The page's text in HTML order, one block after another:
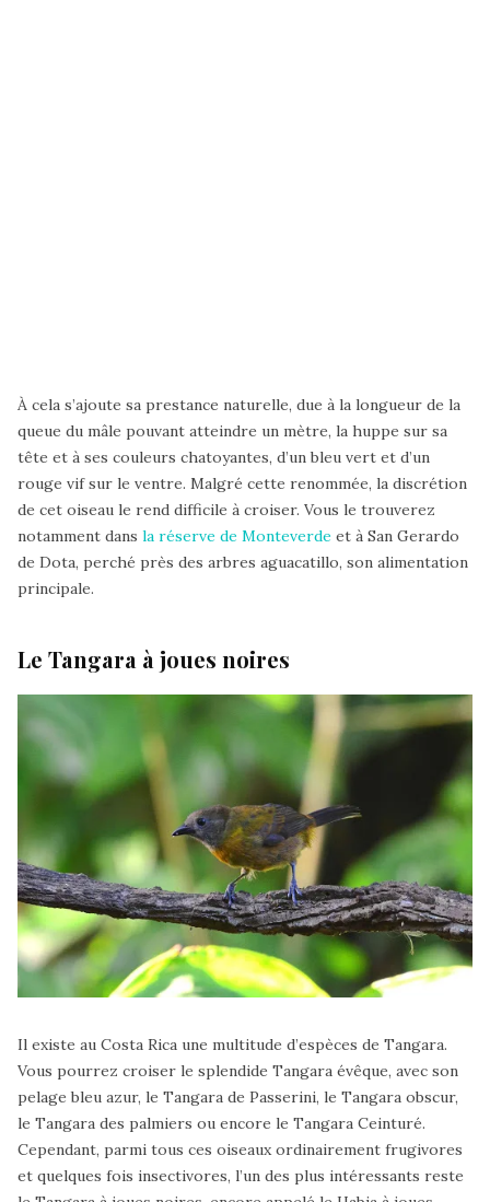
À cela s’ajoute sa prestance naturelle, due à la longueur de la
queue du mâle pouvant atteindre un mètre, la huppe sur sa
tête et à ses couleurs chatoyantes, d’un bleu vert et d’un
rouge vif sur le ventre. Malgré cette renommée, la discrétion
de cet oiseau le rend difficile à croiser. Vous le trouverez
notamment dans la réserve de Monteverde et à San Gerardo
de Dota, perché près des arbres aguacatillo, son alimentation
principale.
Le Tangara à joues noires
Il existe au Costa Rica une multitude d’espèces de Tangara.
Vous pourrez croiser le splendide Tangara évêque, avec son
pelage bleu azur, le Tangara de Passerini, le Tangara obscur,
le Tangara des palmiers ou encore le Tangara Ceinturé.
Cependant, parmi tous ces oiseaux ordinairement frugivores
et quelques fois insectivores, l’un des plus intéressants reste